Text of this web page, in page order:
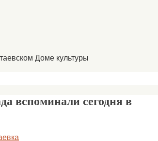
Доме культуры
вспоминали сегодня в